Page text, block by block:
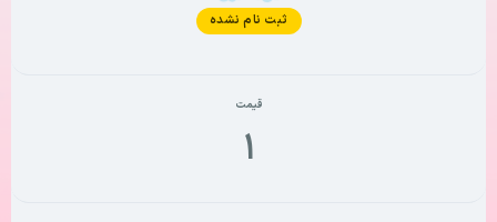
ثبت نام نشده
قیمت
۱